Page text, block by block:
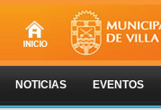
NOTICIAS EVENTOS